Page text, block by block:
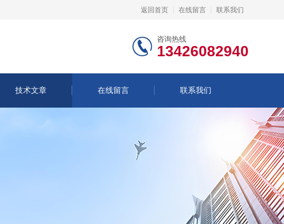
返回首页 在线留言 联系我们
咨询热线
13426082940
技术文章 在线留言 联系我们